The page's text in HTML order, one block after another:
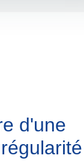
d'une